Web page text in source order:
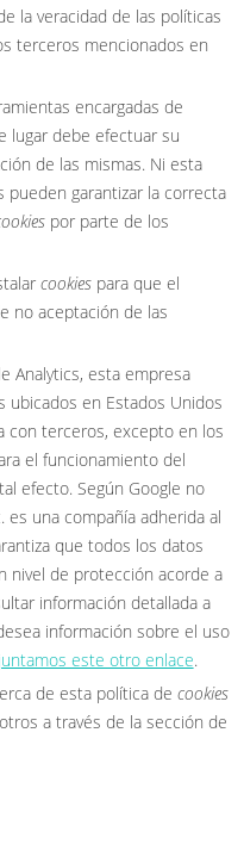
la veracidad de las políticas
terceros mencionados en
encargadas de
lugar debe efectuar su
de las mismas. Ni esta
garantizar la correcta
por parte de los
cookiespara que el
no aceptación de las
Analytics, esta empresa
ubicados en Estados Unidos
con terceros, excepto en los
el funcionamiento del
efecto. Según Google no
es una compañía adherida al
que todos los datos
nivel de protección acorde a
información detallada a
información sobre el uso
este otro enlace.
de esta política de cookies
a través de la sección de